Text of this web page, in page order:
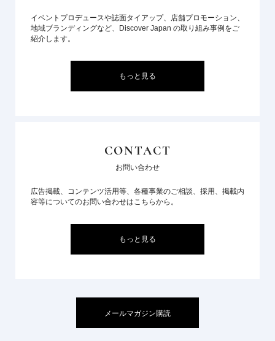
イベントプロデュースや誌面タイアップ、店舗プロモーション、
地域ブランディングなど、Discover Japan の取り組み事例をご
紹介します。
もっと見る
CONTACT
お問い合わせ
広告掲載、コンテンツ活用等、各種事業のご相談、採用、掲載内
容等についてのお問い合わせはこちらから。
もっと見る
メールマガジン購読